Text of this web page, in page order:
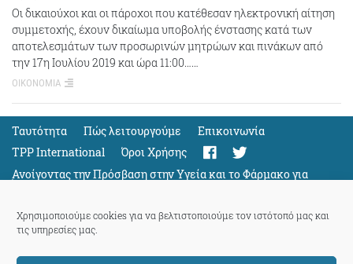
Χρησιμοποιούμε cookies για να βελτιστοποιούμε τον ιστότοπό μας και
τις υπηρεσίες μας.
Οι δικαιούχοι και οι πάροχοι που κατέθεσαν ηλεκτρονική αίτηση
συμμετοχής, έχουν δικαίωμα υποβολής ένστασης κατά των
αποτελεσμάτων των προσωρινών μητρώων και πινάκων από
την 17η Ιουλίου 2019 και ώρα 11:00……
ΟΙΚΟΝΟΜΙΑ
Ταυτότητα Πώς λειτουργούμε
Eπικοινωνία
TPP International
Όροι Χρήσης
Ανοίγοντας την Πρόσβαση στην Υγεία και το Φάρμακο για
Όλους
Support